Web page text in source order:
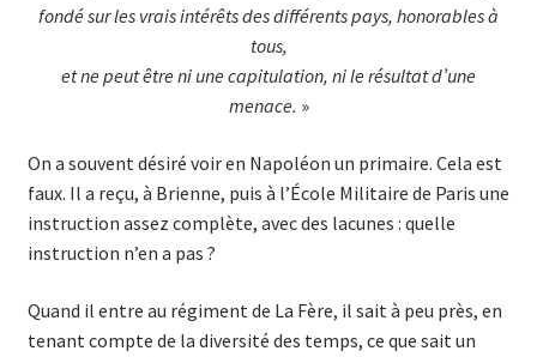
fondé sur les vrais intérêts des différents pays, honorables à
tous,
et ne peut être ni une capitulation, ni le résultat d’une
menace. »
On a souvent désiré voir en Napoléon un primaire. Cela est
faux. Il a reçu, à Brienne, puis à l’École Militaire de Paris une
instruction assez complète, avec des lacunes : quelle
instruction n’en a pas ?
Quand il entre au régiment de La Fère, il sait à peu près, en
tenant compte de la diversité des temps, ce que sait un